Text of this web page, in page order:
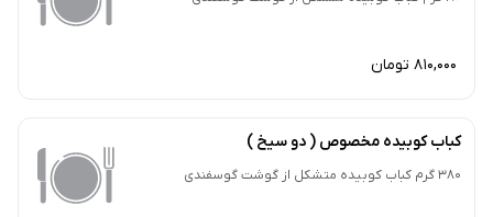
810,000 تومان
کباب کوبیده مخصوص ( دو سیخ )
380 گرم کباب کوبیده متشکل از گوشت گوسفندی